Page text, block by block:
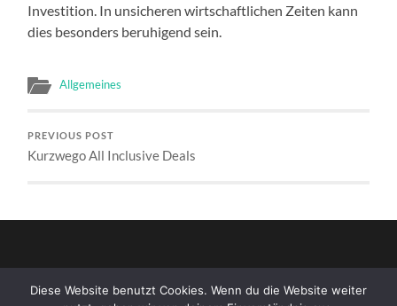
Investition. In unsicheren wirtschaftlichen Zeiten kann
dies besonders beruhigend sein.
Allgemeines
PREVIOUS POST
Kurzwego All Inclusive Deals
Diese Website benutzt Cookies. Wenn du die Website weiter